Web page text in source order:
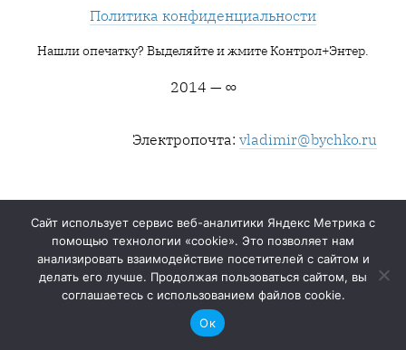
Политика конфиденциальности
Нашли опечатку? Выделяйте и жмите Контрол+Энтер.
2014 — ∞
Электропочта: vladimir@bychko.ru
Сайт использует сервис веб-аналитики Яндекс Метрика с
помощью технологии «cookie». Это позволяет нам
анализировать взаимодействие посетителей с сайтом и
делать его лучше. Продолжая пользоваться сайтом, вы
соглашаетесь с использованием файлов cookie.
Ок